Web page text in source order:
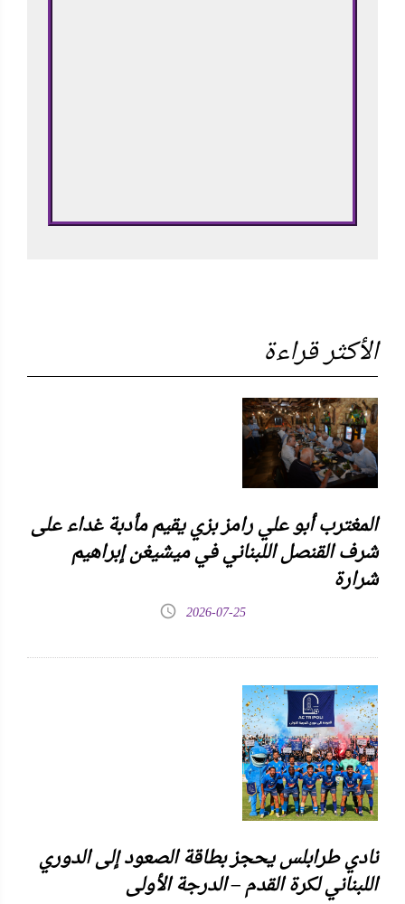
الأكثر قراءة
المغترب أبو علي رامز بزي يقيم مأدبة غداء على
شرف القنصل اللبناني في ميشيغن إبراهيم
شرارة
2026-07-25
نادي طرابلس يحجز بطاقة الصعود إلى الدوري
اللبناني لكرة القدم – الدرجة الأولى